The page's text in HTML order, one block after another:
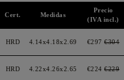
Cert. Medidas
Precio
(IVA incl.)
HRD 4.14x4.18x2.69 €297€304
HRD 4.22x4.26x2.65 €224€229